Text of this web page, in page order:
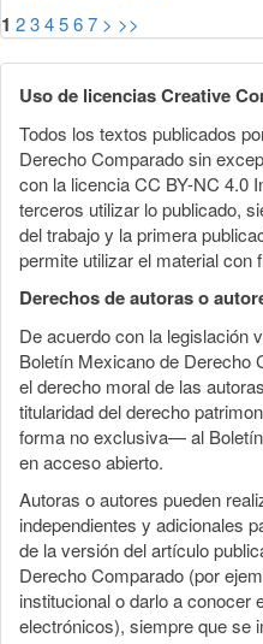
1 234567 > >>
Uso de licencias Creative
Todos los textos publicados
Derecho Comparado sin
con la licencia CC BY-NC 4.0
terceros utilizar lo publicado,
del trabajo y la primera
permite utilizar el material con
Derechos de autoras o
De acuerdo con la legislación
Boletín Mexicano de Derecho
el derecho moral de las
titularidad del derecho
forma no exclusiva— al
en acceso abierto.
Autoras o autores pueden
independientes y adicionales
de la versión del artículo
Derecho Comparado (por
institucional o darlo a conocer
electrónicos), siempre que se